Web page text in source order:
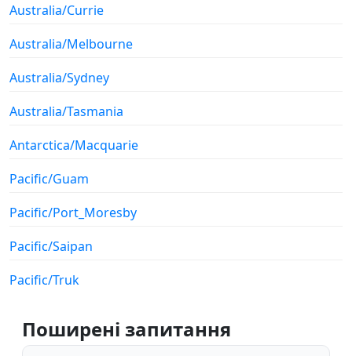
Australia/Currie
Australia/Melbourne
Australia/Sydney
Australia/Tasmania
Antarctica/Macquarie
Pacific/Guam
Pacific/Port_Moresby
Pacific/Saipan
Pacific/Truk
Поширені запитання